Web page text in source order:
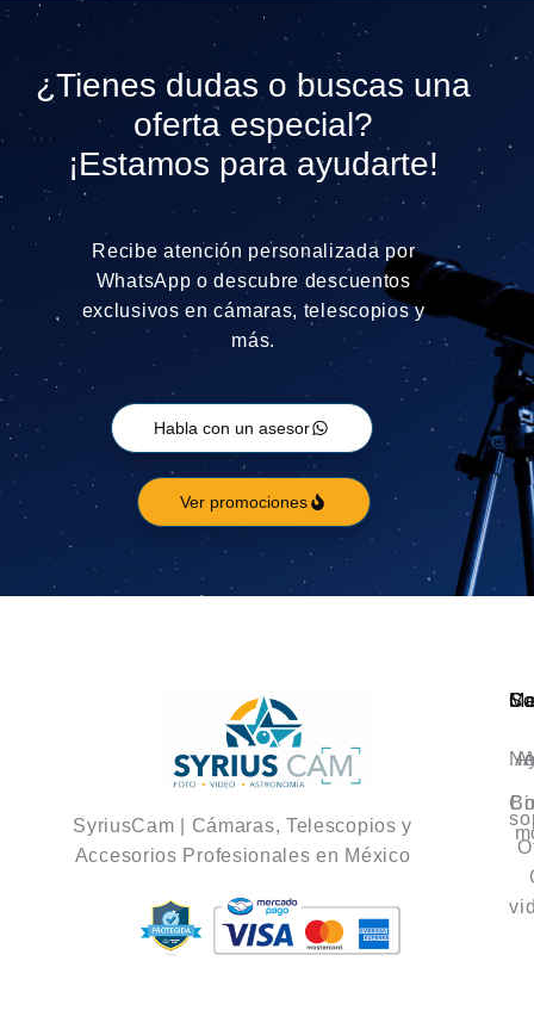
¿Tienes dudas o buscas una
oferta especial?
¡Estamos para ayudarte!
Recibe atención personalizada por
WhatsApp o descubre descuentos
exclusivos en cámaras, telescopios y
más.
Habla con un asesor
Ver promociones
SyriusCam | Cámaras, Telescopios y
Accesorios Profesionales en México